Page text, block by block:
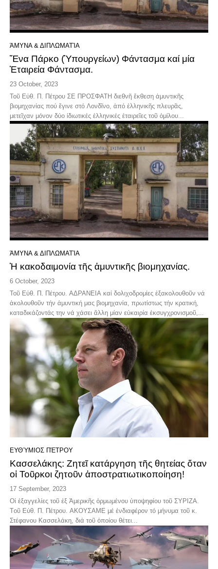
ΆΜΥΝΑ & ΔΙΠΛΩΜΑΤΊΑ
Ἕνα Πάρκο (Ὑπουργείων) Φάντασμα καί μία
Ἑταιρεία Φάντασμα.
23 October, 2023
Τοῦ Εὐθ. Π. Πέτρου ΣΕ ΠΡΟΣΦΑΤΗ διεθνῆ ἔκθεση ἀμυντικῆς
βιομηχανίας πού ἔγινε στό Λονδῖνο, ἀπό ἑλληνικῆς πλευρᾶς,
μετεῖχαν μόνον δύο ἰδιωτικές ἑλληνικές ἑταιρεῖες τοῦ ὁμίλου...
ΆΜΥΝΑ & ΔΙΠΛΩΜΑΤΊΑ
Ἡ κακοδαιμονία τῆς ἀμυντικῆς βιομηχανίας.
6 October, 2023
Τοῦ Εὐθ. Π. Πέτρου. ΑΔΡΑΝΕΙΑ καί δολιχοδρομίες ἐξακολουθοῦν νά
ἀκολουθοῦν τήν ἀμυντική μας βιομηχανία, πρωτίστως τήν κρατική,
καταδικάζοντάς την νά χάσει ἄλλη μίαν εὐκαιρία ἐκσυγχρονισμοῦ,...
ΕΥΘΎΜΙΟΣ ΠΈΤΡΟΥ
Κασσελάκης: Ζητεῖ κατάργηση τῆς θητείας ὅταν
οἱ Τοῦρκοι ζητοῦν ἀποστρατιωτικοποίηση!
17 September, 2023
Οἱ ἐξαγγελίες τοῦ ἐξ Ἀμερικῆς ὁρμωμένου ὑποψηφίου τοῦ ΣΥΡΙΖΑ.
Tοῦ Εὐθ. Π. Πέτρου. ΑΚΟΥΣΑΜΕ μέ ἐνδιαφέρον τό μήνυμα τοῦ κ.
Στέφανου Κασσελάκη, διά τοῦ ὁποίου θέτει...